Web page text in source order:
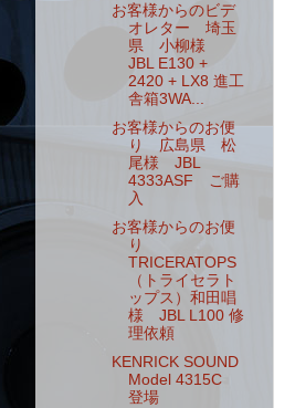
お客様からのビデ
オレター 埼玉
県 小柳様
JBL E130 +
2420 + LX8 進工
舎箱3WA...
お客様からのお便
り 広島県 松
尾様 JBL
4333ASF ご購
入
お客様からのお便
り
TRICERATOPS
（トライセラト
ップス）和田唱
様 JBL L100 修
理依頼
KENRICK SOUND
Model 4315C
登場